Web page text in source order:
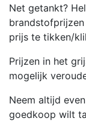
Net getankt?
prijs te tikken/
Prijzen in het
mogelijk
Neem altijd
goedkoop wilt